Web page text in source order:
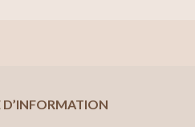
D’INFORMATION